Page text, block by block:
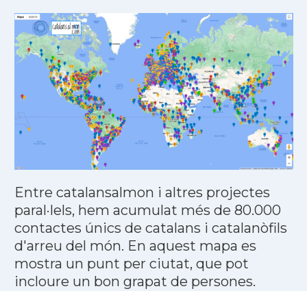
Entre catalansalmon i altres projectes
paral·lels, hem acumulat més de 80.000
contactes únics de catalans i catalanòfils
d'arreu del món. En aquest mapa es
mostra un punt per ciutat, que pot
incloure un bon grapat de persones.